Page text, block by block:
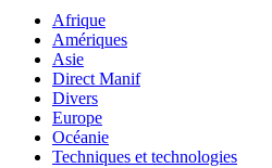
Afrique
Amériques
Asie
Direct Manif
Divers
Europe
Océanie
Techniques et technologies